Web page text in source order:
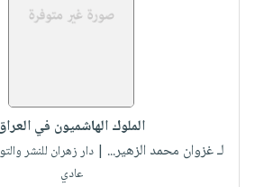
الملوك الهاشميون في
لـ غزوان محمد الزهير... | دار زهران للنشر
عادي